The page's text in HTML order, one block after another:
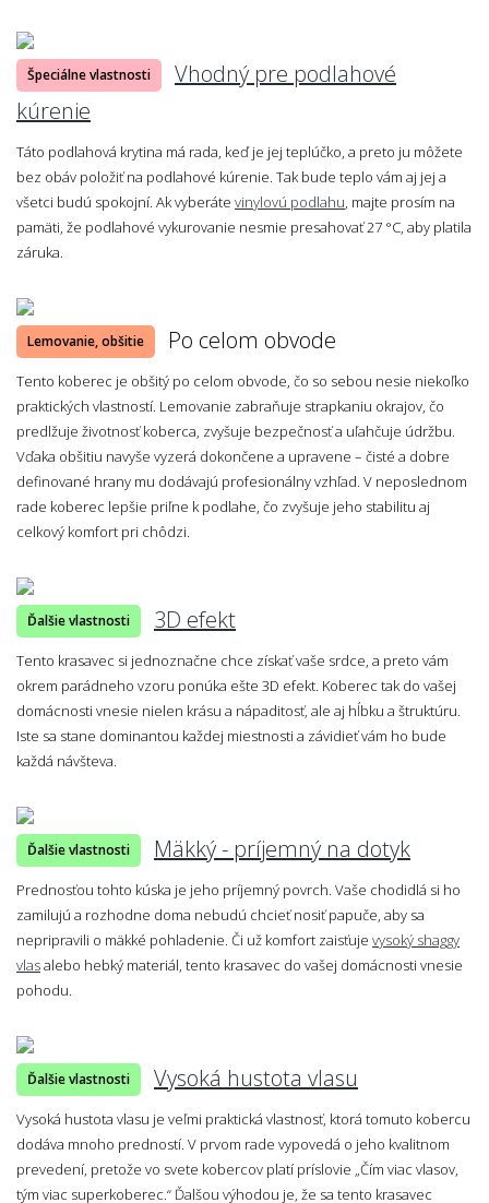
Špeciálne vlastnosti
Vhodný pre podlahové
kúrenie
Táto podlahová krytina má rada, keď je jej teplúčko, a preto ju môžete
bez obáv položiť na podlahové kúrenie. Tak bude teplo vám aj jej a
všetci budú spokojní. Ak vyberáte vinylovú podlahu , majte prosím na
pamäti, že podlahové vykurovanie nesmie presahovať 27 °C, aby platila
záruka.
Lemovanie, obšitie Po celom obvode
Tento koberec je obšitý po celom obvode, čo so sebou nesie niekoľko
praktických vlastností. Lemovanie zabraňuje strapkaniu okrajov, čo
predlžuje životnosť koberca, zvyšuje bezpečnosť a uľahčuje údržbu.
Vďaka obšitiu navyše vyzerá dokončene a upravene – čisté a dobre
definované hrany mu dodávajú profesionálny vzhľad. V neposlednom
rade koberec lepšie priľne k podlahe, čo zvyšuje jeho stabilitu aj
celkový komfort pri chôdzi.
Ďalšie vlastnosti 3D efekt
Tento krasavec si jednoznačne chce získať vaše srdce, a preto vám
okrem parádneho vzoru ponúka ešte 3D efekt. Koberec tak do vašej
domácnosti vnesie nielen krásu a nápaditosť, ale aj hĺbku a štruktúru.
Iste sa stane dominantou každej miestnosti a závidieť vám ho bude
každá návšteva.
Ďalšie vlastnosti Mäkký - príjemný na dotyk
Prednosťou tohto kúska je jeho príjemný povrch. Vaše chodidlá si ho
zamilujú a rozhodne doma nebudú chcieť nosiť papuče, aby sa
nepripravili o mäkké pohladenie. Či už komfort zaisťuje vysoký shaggy
vlasalebo hebký materiál, tento krasavec do vašej domácnosti vnesie
pohodu.
Ďalšie vlastnosti Vysoká hustota vlasu
Vysoká hustota vlasu je veľmi praktická vlastnosť, ktorá tomuto kobercu
dodáva mnoho predností. V prvom rade vypovedá o jeho kvalitnom
prevedení, pretože vo svete kobercov platí príslovie „Čím viac vlasov,
tým viac superkoberec.“ Ďalšou výhodou je, že sa tento krasavec